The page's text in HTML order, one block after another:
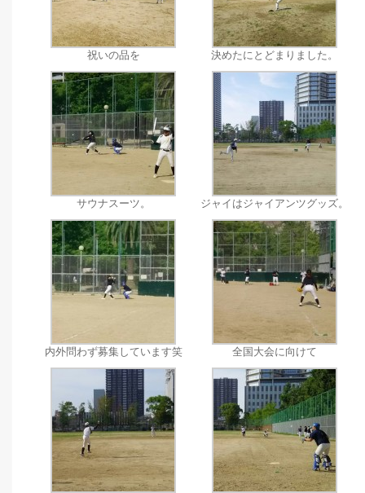
祝いの品を 決めたにとどまりました。
サウナスーツ。 ジャイはジャイアンツグッズ。
内外問わず募集しています笑 全国大会に向けて